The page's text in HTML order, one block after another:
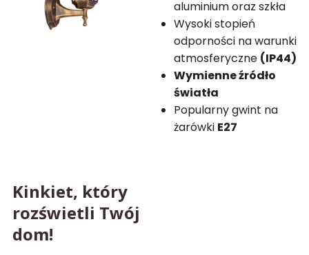
aluminium oraz szkła
Wysoki stopień
odporności na warunki
atmosferyczne (IP44)
Wymienne źródło
światła
Popularny gwint na
żarówki E27
Kinkiet, który
rozświetli Twój
dom!